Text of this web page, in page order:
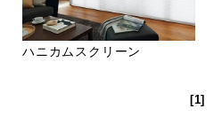
ハニカムスクリーン
[1]